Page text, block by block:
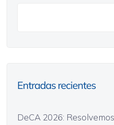
Entradas recientes
DeCA 2026: